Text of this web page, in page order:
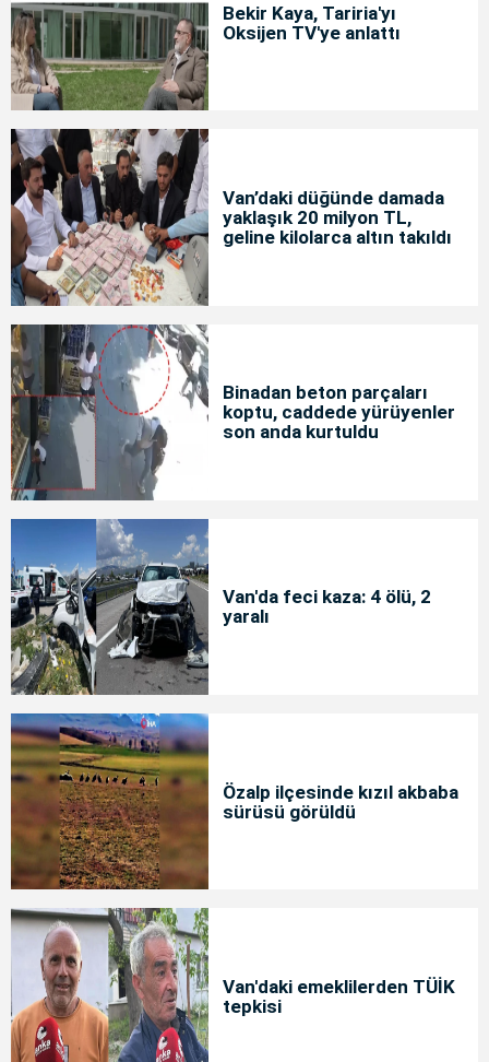
Bekir Kaya, Tariria'yı
Oksijen TV'ye anlattı
Van’daki düğünde damada
yaklaşık 20 milyon TL,
geline kilolarca altın takıldı
Binadan beton parçaları
koptu, caddede yürüyenler
son anda kurtuldu
Van'da feci kaza: 4 ölü, 2
yaralı
Özalp ilçesinde kızıl akbaba
sürüsü görüldü
Van'daki emeklilerden TÜİK
tepkisi